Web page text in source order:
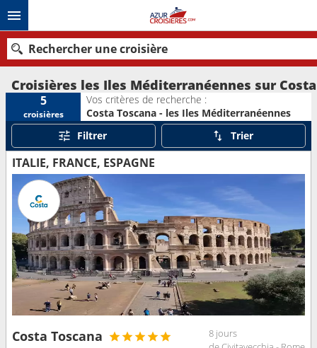
Rechercher une croisière
Nos destinations
Mois de départ
Ports Compagnies
Rechercher
Croisières les Iles Méditerranéennes sur
5
croisières
Vos critères de recherche :
Costa Toscana - les Iles Méditerranéennes
Filtrer
Trier
ITALIE, FRANCE, ESPAGNE
Costa Toscana
8 jours